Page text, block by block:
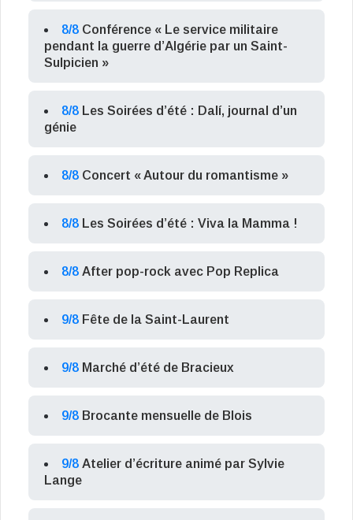
8/8 Conférence « Le service militaire
pendant la guerre d’Algérie par un Saint-
Sulpicien »
8/8 Les Soirées d’été : Dalí, journal d’un
génie
8/8 Concert « Autour du romantisme »
8/8 Les Soirées d’été : Viva la Mamma !
8/8 After pop-rock avec Pop Replica
9/8 Fête de la Saint-Laurent
9/8 Marché d’été de Bracieux
9/8 Brocante mensuelle de Blois
9/8 Atelier d’écriture animé par Sylvie
Lange